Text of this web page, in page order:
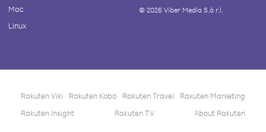
Mac
Linux
© 2026Viber Media S.à r.l.
Rakuten Viki Rakuten Kobo Rakuten Travel
Rakuten Marketing
Rakuten Insight
Rakuten TV About Rakuten